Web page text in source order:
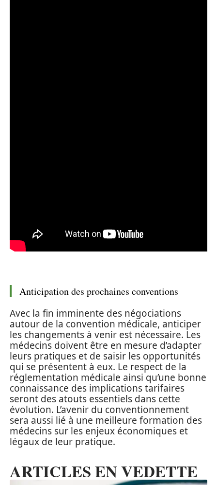
Anticipation des prochaines conventions
Avec la fin imminente des négociations
autour de la convention médicale, anticiper
les changements à venir est nécessaire. Les
médecins doivent être en mesure d’adapter
leurs pratiques et de saisir les opportunités
qui se présentent à eux. Le respect de la
réglementation médicale ainsi qu’une bonne
connaissance des implications tarifaires
seront des atouts essentiels dans cette
évolution. L’avenir du conventionnement
sera aussi lié à une meilleure formation des
médecins sur les enjeux économiques et
légaux de leur pratique.
ARTICLES EN VEDETTE